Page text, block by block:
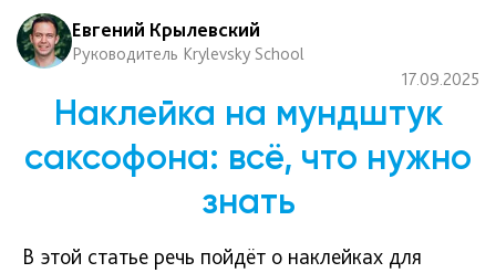
Евгений Крылевский
Руководитель Krylevsky School
17.09.2025
Наклейка на мундштук
саксофона: всё, что нужно
знать
В этой статье речь пойдёт о наклейках для